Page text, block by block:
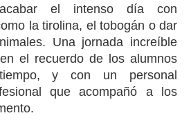
el intenso día con
la tirolina, el tobogán o dar
Una jornada increíble
el recuerdo de los alumnos
y con un personal
que acompañó a los